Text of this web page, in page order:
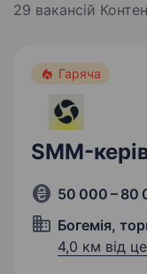
29 вакансій
Гаряча
SMM-
50 000 – 80
Богемія,
4,0 км від